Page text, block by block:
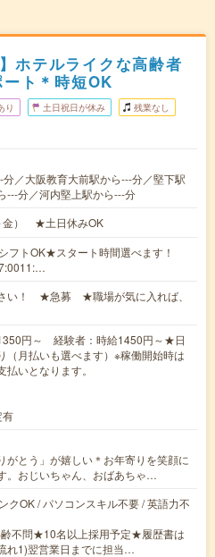
ホテルライクな高齢者
ト＊時短OK
り 土日祝日が休み 残業なし
／大阪教育大前駅から---分／堅下駅
---分／河内堅上駅から---分
金） ★土日休みOK
フトOK★スタート時間選べます！
い！ ★急募 ★職場が気に入れば、
円～ 経験者：時給1450円～★日
（月払いも選べます）※稼働開始時は
いとなります。
有
がとう」が嬉しい＊お年寄りを笑顔に
。おじいちゃん、おばあちゃ…
クOK / パソコンスキル不要 / 英語力不
不問★10名以上採用予定★履歴書は
れ1)翌営業日までに担当…